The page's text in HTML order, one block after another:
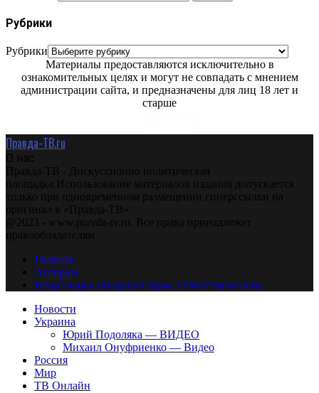
Рубрики
Рубрики
Материалы предоставляются исключительно в
ознакомительных целях и могут не совпадать с мнением
администрации сайта, и предназначены для лиц 18 лет и
старше
Правда-ТВ.ru
О нас
Правда-ТВ - Дискуссионно политическая
площадка.Использование материалов издания допускается
только при одновременном размещении гиперссылки на
оригинал в «Правда-ТВ»
@2023 - www.pravda-tv.ru. Все права принадлежат
правообладателям.
Главная
Авторам
Владельцам авторских прав. Ответственности.
Новости
Украина
Юрий Подоляка — ВИДЕО
Михаил Онуфриенко — Видео
Россия
Мир
ТВ Онлайн